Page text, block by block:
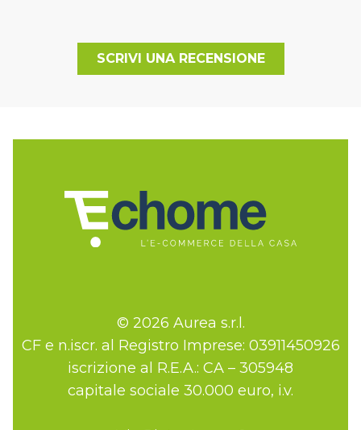
SCRIVI UNA RECENSIONE
© 2026 Aurea s.r.l.
CF e n.iscr. al Registro Imprese: 03911450926
iscrizione al R.E.A.: CA – 305948
capitale sociale 30.000 euro, i.v.